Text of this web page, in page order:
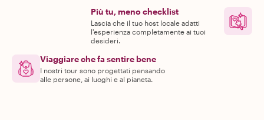
Più tu, meno checklist
Lascia che il tuo host locale adatti
l'esperienza completamente ai tuoi
desideri.
Viaggiare che fa sentire bene
I nostri tour sono progettati pensando
alle persone, ai luoghi e al pianeta.